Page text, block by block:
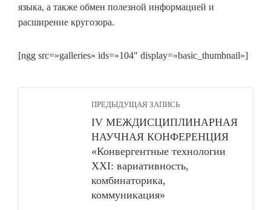
языка, а также обмен полезной информацией и
расширение кругозора.
[ngg src=»galleries» ids=»104″ display=»basic_thumbnail»]
ПРЕДЫДУЩАЯ ЗАПИСЬ
IV МЕЖДИСЦИПЛИНАРНАЯ
НАУЧНАЯ КОНФЕРЕНЦИЯ
«Конвергентные технологии
ХХI: вариативность,
комбинаторика,
коммуникация»